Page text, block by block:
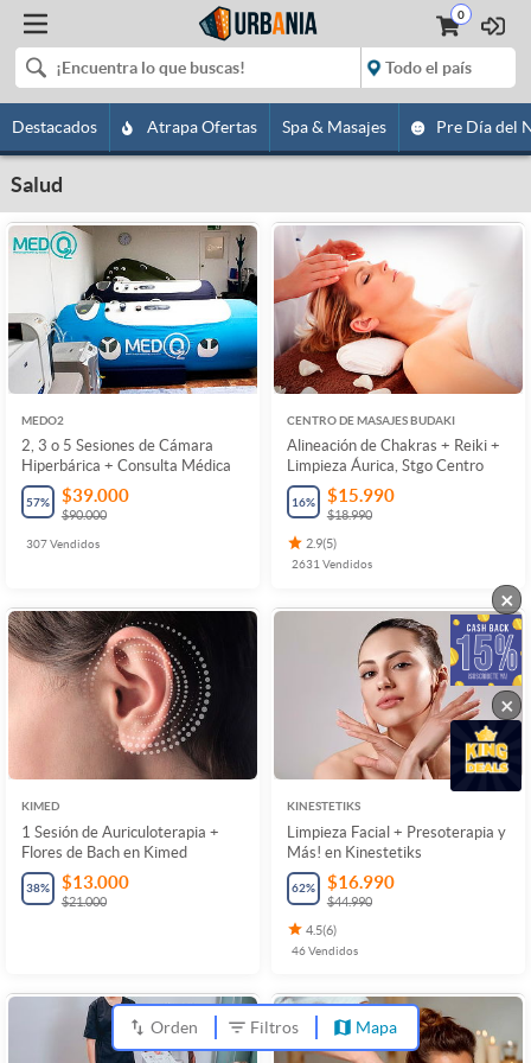
0
Destacados Atrapa Ofertas Spa & Masajes Pre Día del
Salud
MEDO2
2, 3 o 5 Sesiones de Cámara
Hiperbárica + Consulta Médica
57% $39.000
$90.000
307Vendidos
CENTRO DE MASAJES BUDAKI
Alineación de Chakras + Reiki +
Limpieza Áurica, Stgo Centro
16% $15.990
$18.990
2.9(5)
2631 Vendidos
KIMED
1 Sesión de Auriculoterapia +
Flores de Bach en Kimed
38% $13.000
$21.000
KINESTETIKS
Limpieza Facial + Presoterapia y
Más! en Kinestetiks
62% $16.990
$44.990
4.5(6)
46Vendidos
Orden Filtros Mapa
×
×